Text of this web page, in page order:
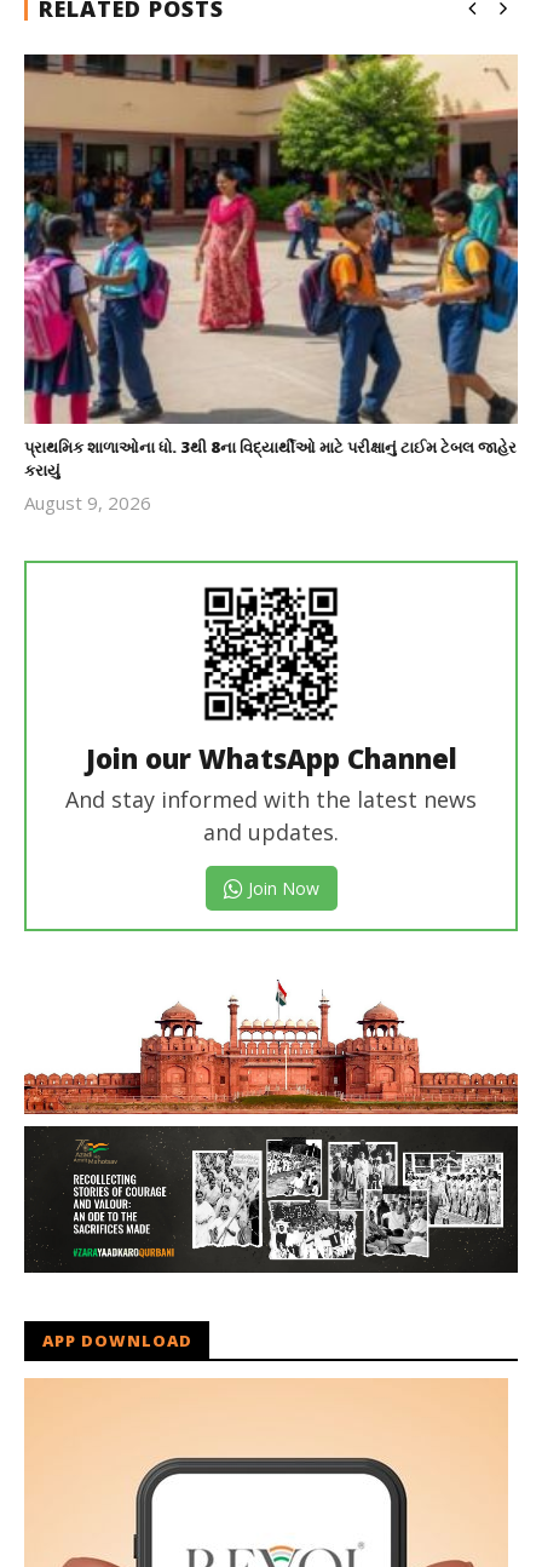
RELATED POSTS
પ્રાથમિક શાળાઓના ધો. 3થી 8ના વિદ્યાર્થીઓ માટે પરીક્ષાનું ટાઈમ ટેબલ જાહેર
કરાયું
August 9, 2026
Join our WhatsApp Channel
And stay informed with the latest news
and updates.
Join Now
APP DOWNLOAD